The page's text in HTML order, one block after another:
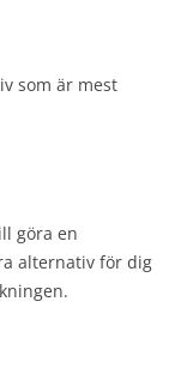
som är mest
göra en
alternativ för dig